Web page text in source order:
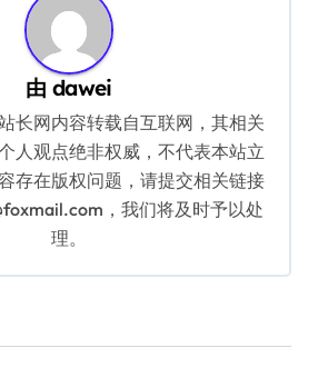
由dawei
长网内容转载自互联网，其相关
人观点绝非权威，不代表本站立
存在版权问题，请提交相关链接
，我们将及时予以处
理。